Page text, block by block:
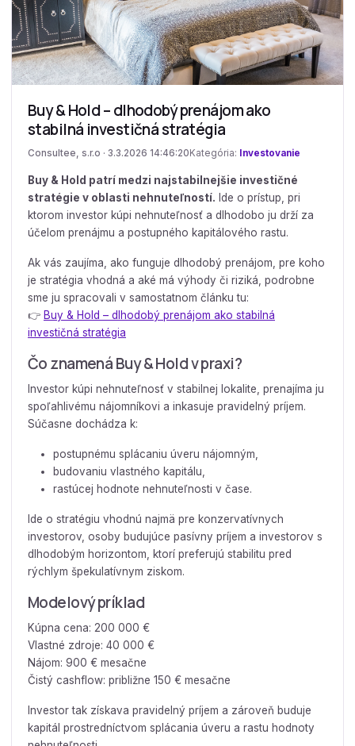
Buy & Hold – dlhodobý prenájom ako
stabilná investičná stratégia
Consultee, s.r.o · 3.3.2026 14:46:20 Kategória: Investovanie
Buy & Hold patrí medzi najstabilnejšie investičné
stratégie v oblasti nehnuteľností. Ide o prístup, pri
ktorom investor kúpi nehnuteľnosť a dlhodobo ju drží za
účelom prenájmu a postupného kapitálového rastu.
Ak vás zaujíma, ako funguje dlhodobý prenájom, pre koho
je stratégia vhodná a aké má výhody či riziká, podrobne
sme ju spracovali v samostatnom článku tu:
👉 Buy & Hold – dlhodobý prenájom ako stabilná
investičná stratégia
Čo znamená Buy & Hold v praxi?
Investor kúpi nehnuteľnosť v stabilnej lokalite, prenajíma ju
spoľahlivému nájomníkovi a inkasuje pravidelný príjem.
Súčasne dochádza k:
postupnému splácaniu úveru nájomným,
budovaniu vlastného kapitálu,
rastúcej hodnote nehnuteľnosti v čase.
Ide o stratégiu vhodnú najmä pre konzervatívnych
investorov, osoby budujúce pasívny príjem a investorov s
dlhodobým horizontom, ktorí preferujú stabilitu pred
rýchlym špekulatívnym ziskom.
Modelový príklad
Kúpna cena: 200 000 €
Vlastné zdroje: 40 000 €
Nájom: 900 € mesačne
Čistý cashflow: približne 150 € mesačne
Investor tak získava pravidelný príjem a zároveň buduje
kapitál prostredníctvom splácania úveru a rastu hodnoty